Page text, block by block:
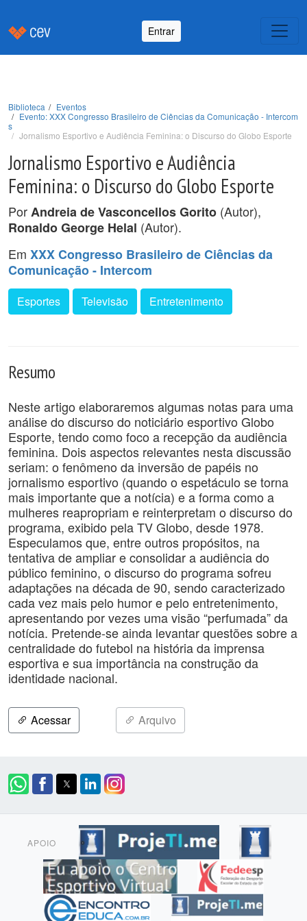
Entrar
Biblioteca
Eventos
Evento: XXX Congresso Brasileiro de Ciências da Comunicação - Intercom
s
Jornalismo Esportivo e Audiência Feminina: o Discurso do Globo Esporte
Jornalismo Esportivo e Audiência
Feminina: o Discurso do Globo Esporte
PorAndreia de Vasconcellos Gorito (Autor),
Ronaldo George Helal (Autor).
Em XXX Congresso Brasileiro de Ciências da
Comunicação - Intercom
Esportes Televisão Entretenimento
Resumo
Neste artigo elaboraremos algumas notas para uma
análise do discurso do noticiário esportivo Globo
Esporte, tendo como foco a recepção da audiência
feminina. Dois aspectos relevantes nesta discussão
seriam: o fenômeno da inversão de papéis no
jornalismo esportivo (quando o espetáculo se torna
mais importante que a notícia) e a forma como a
mulheres reapropriam e reinterpretam o discurso do
programa, exibido pela TV Globo, desde 1978.
Especulamos que, entre outros propósitos, na
tentativa de ampliar e consolidar a audiência do
público feminino, o discurso do programa sofreu
adaptações na década de 90, sendo caracterizado
cada vez mais pelo humor e pelo entretenimento,
apresentando por vezes uma visão “perfumada” da
notícia. Pretende-se ainda levantar questões sobre a
centralidade do futebol na história da imprensa
esportiva e sua importância na construção da
identidade nacional.
Acessar Arquivo
APOIO